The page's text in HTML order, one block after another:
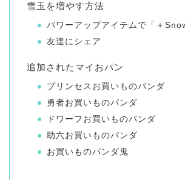
雪玉を増やす方法
パワーアップアイテムで「＋
友達にシェア
追加されたマイおパン
プリンセスお買いものパンダ
勇者お買いものパンダ
ドワーフお買いものパンダ
助六お買いものパンダ
お買いものパンダ鬼